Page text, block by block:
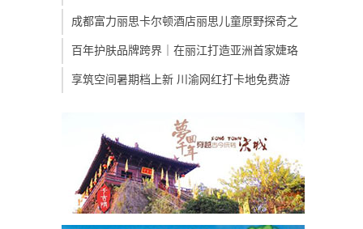
成都富力丽思卡尔顿酒店丽思儿童原野探奇之
百年护肤品牌跨界｜在丽江打造亚洲首家婕珞
享筑空间暑期档上新 川渝网红打卡地免费游